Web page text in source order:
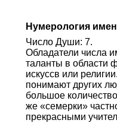
Нумерология
Число Души: 7.
Обладатели числа
таланты в области
искуссв или
понимают других
большое
же «семерки»
прекрасными